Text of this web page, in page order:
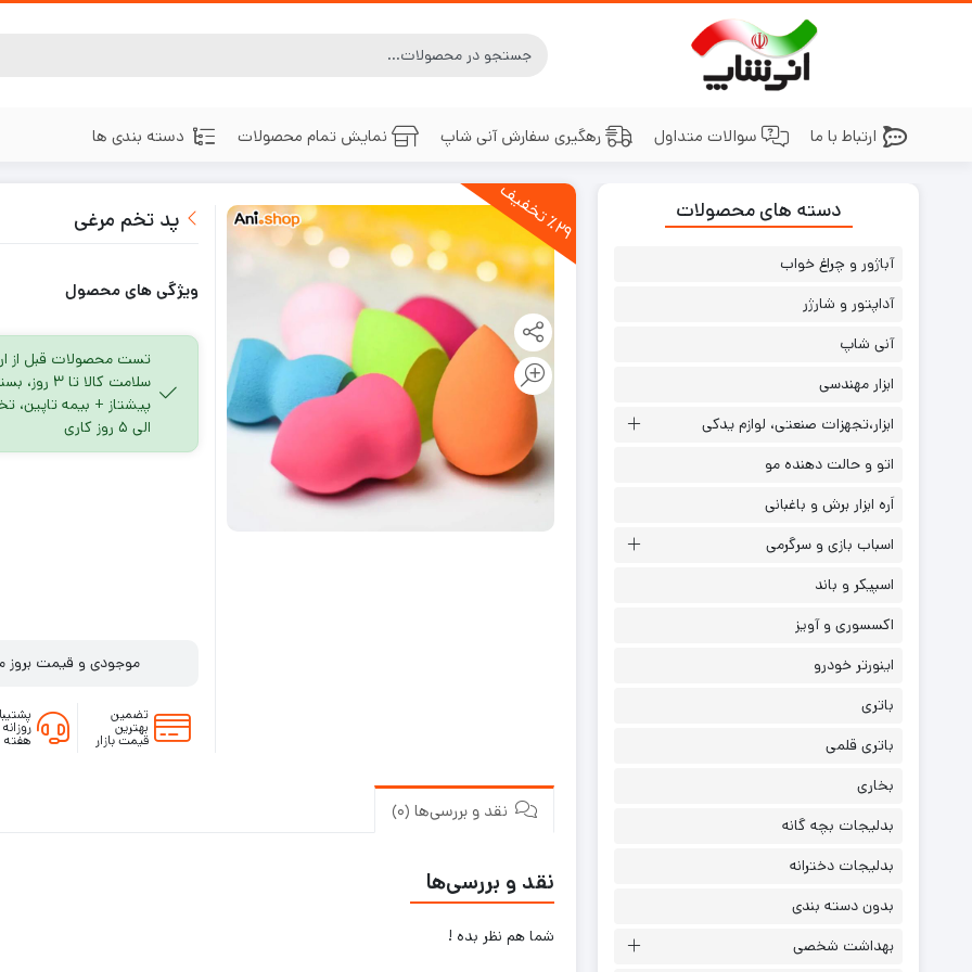
ارتباط با ما سوالات متداول رهگیری سفارش آنی شاپ نمایش تمام محصولات دسته بندی ها
٪2
9
ت
خ
ف
یف پد تخم مرغی
ویژگی های محصول
تست محصولات قبل از
سلامت کالا
الی ۵ روز کاری
موجودی و قیمت بروز
تضمین
بهترین
قیمت بازار هفته
نقد و بررسی‌ها (0)
نقد و بررسی‌ها
شما هم نظر بده !
دسته های محصولات
آباژور و چراغ خواب
آداپتور و شارژر
آنی شاپ
ابزار مهندسی
ابزار،تجهزات صنعتی، لوازم یدکی
اتو و حالت دهنده مو
اَره ابزار برش و باغبانی
اسباب بازی و سرگرمی
اسپیکر و باند
اکسسوری و آویز
اینورتر خودرو
باتری
باتری قلمی
بخاری
بدلیجات بچه گانه
بدلیجات دخترانه
بدون دسته بندی
بهداشت شخصی